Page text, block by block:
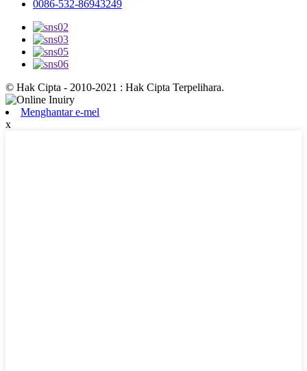
0086-532-86943249
© Hak Cipta - 2010-2021 : Hak Cipta Terpelihara.
Menghantar e-mel
x